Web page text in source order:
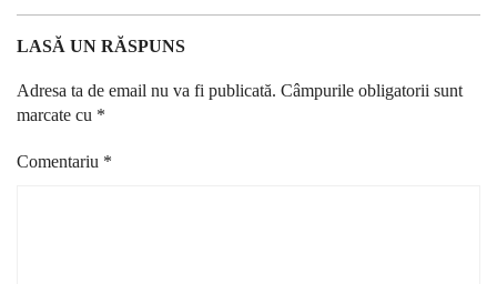
LASĂ UN RĂSPUNS
Adresa ta de email nu va fi publicată. Câmpurile obligatorii sunt
marcate cu *
Comentariu *